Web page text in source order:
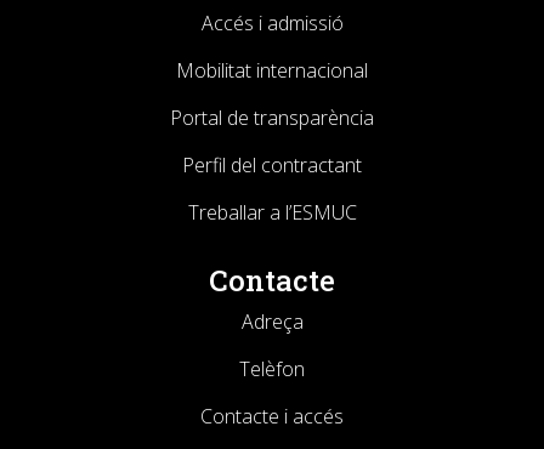
Accés i admissió
Mobilitat internacional
Portal de transparència
Perfil del contractant
Treballar a l’ESMUC
Contacte
Adreça
Telèfon
Contacte i accés